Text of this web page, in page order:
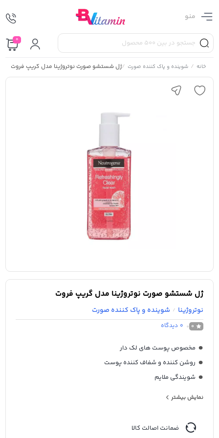
منو
0
خانه / شوینده و پاک کننده صورت /ژل شستشو صورت نوتروژینا مدل گریپ فروت
ژل شستشو صورت نوتروژینا مدل گریپ فروت
نوتروژینا / شوینده و پاک کننده صورت
0
0 دیدگاه
مخصوص پوست های لک دار
روشن کننده و شفاف کننده پوست
شویندگی ملایم
ضد جوش و آکنه
مناسب استفاده روزانه
نمایش بیشتر
ضمانت اصالت کالا